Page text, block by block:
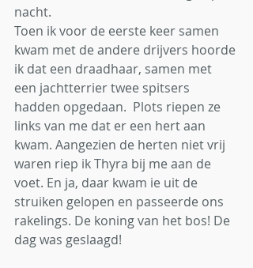
nacht.
Toen ik voor de eerste keer samen
kwam met de andere drijvers hoorde
ik dat een draadhaar, samen met
een jachtterrier twee spitsers
hadden opgedaan.  Plots riepen ze
links van me dat er een hert aan
kwam. Aangezien de herten niet vrij
waren riep ik Thyra bij me aan de
voet. En ja, daar kwam ie uit de
struiken gelopen en passeerde ons
rakelings. De koning van het bos! De
dag was geslaagd!